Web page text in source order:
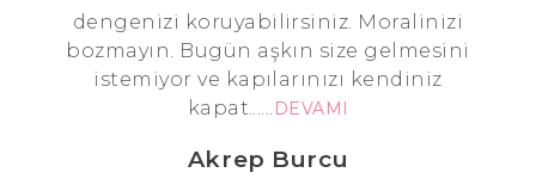
dengenizi koruyabilirsiniz. Moralinizi
bozmayın. Bugün aşkın size gelmesini
istemiyor ve kapılarınızı kendiniz
kapat...... DEVAMI
Akrep Burcu